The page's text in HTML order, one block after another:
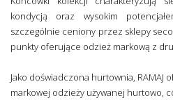
kondycją oraz wysokim
szczególnie ceniony przez sklepy
punkty oferujące odzież markową z
Jako doświadczona hurtownia, RAMAJ
markowej odzieży używanej hurtowo,